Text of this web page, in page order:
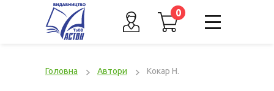
0
Головна Автори Кокар Н.